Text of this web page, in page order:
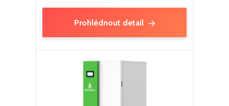
Prohlédnout detail